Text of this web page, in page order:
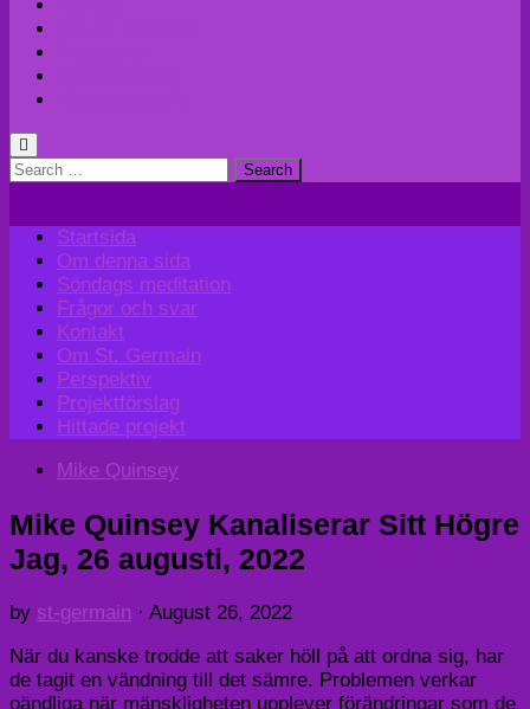
Search
Startsida
Om denna sida
Söndags meditation
Frågor och svar
Kontakt
Om St. Germain
Perspektiv
Projektförslag
Hittade projekt
Mike Quinsey
Mike Quinsey Kanaliserar Sitt Högre
Jag, 26 augusti, 2022
by st-germain · August 26, 2022
När du kanske trodde att saker höll på att ordna sig, har
de tagit en vändning till det sämre. Problemen verkar
oändliga när mänskligheten upplever förändringar som de